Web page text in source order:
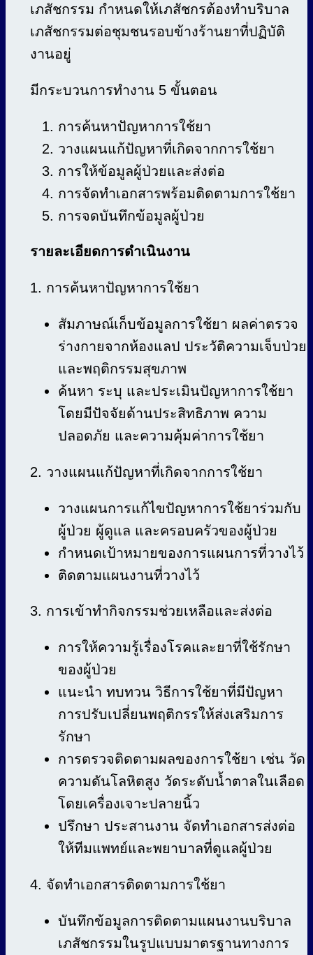
เภสัชกรรม กำหนดให้เภสัชกรต้องทำบริบาล
เภสัชกรรมต่อชุมชนรอบข้างร้านยาที่ปฏิบัติ
งานอยู่
มีกระบวนการทำงาน 5 ขั้นตอน
การค้นหาปัญหาการใช้ยา
วางแผนแก้ปัญหาที่เกิดจากการใช้ยา
การให้ข้อมูลผู้ป่วยและส่งต่อ
การจัดทำเอกสารพร้อมติดตามการใช้ยา
การจดบันทึกข้อมูลผู้ป่วย
รายละเอียดการดำเนินงาน
1. การค้นหาปัญหาการใช้ยา
สัมภาษณ์เก็บข้อมูลการใช้ยา ผลค่าตรวจ
ร่างกายจากห้องแลป ประวัติความเจ็บป่วย
และพฤติกรรมสุขภาพ
ค้นหา ระบุ และประเมินปัญหาการใช้ยา
โดยมีปัจจัยด้านประสิทธิภาพ ความ
ปลอดภัย และความคุ้มค่าการใช้ยา
2. วางแผนแก้ปัญหาที่เกิดจากการใช้ยา
วางแผนการแก้ไขปัญหาการใช้ยาร่วมกับ
ผู้ป่วย ผู้ดูแล และครอบครัวของผู้ป่วย
กำหนดเป้าหมายของการแผนการที่วางไว้
ติดตามแผนงานที่วางไว้
3. การเข้าทำกิจกรรมช่วยเหลือและส่งต่อ
การให้ความรู้เรื่องโรคและยาที่ใช้รักษา
ของผู้ป่วย
แนะนำ ทบทวน วิธีการใช้ยาที่มีปัญหา
การปรับเปลี่ยนพฤติกรรให้ส่งเสริมการ
รักษา
การตรวจติดตามผลของการใช้ยา เช่น วัด
ความดันโลหิตสูง วัดระดับน้ำตาลในเลือด
โดยเครื่องเจาะปลายนิ้ว
ปรึกษา ประสานงาน จัดทำเอกสารส่งต่อ
ให้ทีมแพทย์และพยาบาลที่ดูแลผู้ป่วย
4. จัดทำเอกสารติดตามการใช้ยา
บันทึกข้อมูลการติดตามแผนงานบริบาล
เภสัชกรรมในรูปแบบมาตรฐานทางการ